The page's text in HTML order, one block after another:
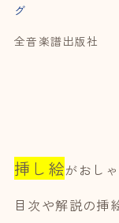
グ
全音楽譜出版社
挿し絵がおしゃ
目次や解説の挿